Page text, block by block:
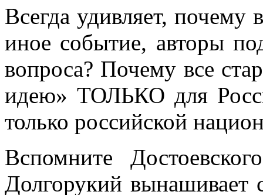
Всегда удивляет, почему
иное событие, авторы
вопроса? Почему все
идею» ТОЛЬКО для
только российской
Вспомните
Долгорукий